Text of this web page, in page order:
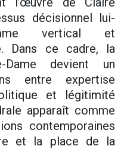
décisionnel lui-
vertical et
Dans ce cadre, la
Dame devient un
entre expertise
et légitimité
apparaît comme
contemporaines
et la place de la